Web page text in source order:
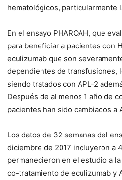
hematológicos, particularmente
En el ensayo PHAROAH, que
para beneficiar a pacientes con
eculizumab que son
dependientes de transfusiones,
siendo tratados con APL-2
Después de al menos 1 año de
pacientes han sido cambiados a
Los datos de 32 semanas del
diciembre de 2017 incluyeron a
permanecieron en el estudio a
co-tratamiento de eculizumab y